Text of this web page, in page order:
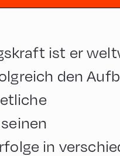
ist er
den
in